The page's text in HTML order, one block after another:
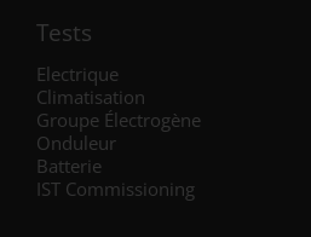
Tests
Electrique
Climatisation
Groupe Électrogène
Onduleur
Batterie
IST Commissioning